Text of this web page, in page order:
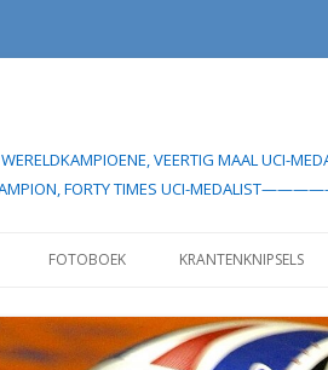
WERELDKAMPIOENE, VEERTIG MAAL
FORTY TIMES UCI-
naar
VOOR 1985
FOTOBOEK KRANTENKNIPSELS